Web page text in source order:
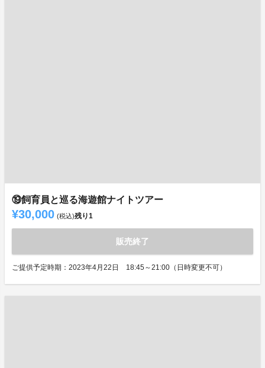
⑲飼育員と巡る海遊館ナイトツアー
¥30,000 (税込)残り1
販売終了
ご提供予定時期：2023年4月22日 18:45～21:00（日時変更不可）